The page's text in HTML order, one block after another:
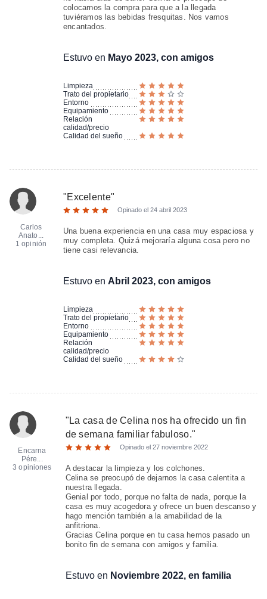
colocarnos la compra para que a la llegada
tuviéramos las bebidas fresquitas. Nos vamos
encantados.
Estuvo en Mayo 2023, con amigos
Limpieza
Trato del propietario
Entorno
Equipamiento
Relación
calidad/precio
Calidad del sueño
Carlos
Anato...
1 opinión
"Excelente"
Opinado el 24 abril 2023
Una buena experiencia en una casa muy espaciosa y
muy completa. Quizá mejoraría alguna cosa pero no
tiene casi relevancia.
Estuvo en Abril 2023, con amigos
Limpieza
Trato del propietario
Entorno
Equipamiento
Relación
calidad/precio
Calidad del sueño
Encarna
Pére...
3 opiniones
" La casa de Celina nos ha ofrecido un fin
de semana familiar fabuloso."
Opinado el 27 noviembre 2022
A destacar la limpieza y los colchones.
Celina se preocupó de dejarnos la casa calentita a
nuestra llegada.
Genial por todo, porque no falta de nada, porque la
casa es muy acogedora y ofrece un buen descanso y
hago mención también a la amabilidad de la
anfitriona.
Gracias Celina porque en tu casa hemos pasado un
bonito fin de semana con amigos y familia.
Estuvo en Noviembre 2022, en familia